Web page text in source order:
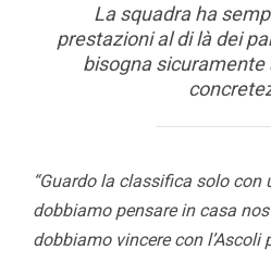
La squadra ha
prestazioni al di là dei
bisogna sicuramente
“Guardo la classifica solo con
dobbiamo pensare in casa
dobbiamo vincere con l’Ascoli